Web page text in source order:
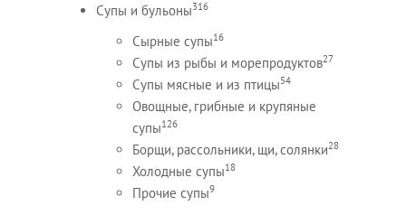
Супы и бульоны316
Сырные супы16
Супы из рыбы и морепродуктов27
Супы мясные и из птицы54
Овощные, грибные и крупяные
супы126
Борщи, рассольники, щи, солянки28
Холодные супы18
Прочие супы9